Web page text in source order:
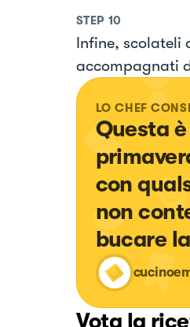
STEP 10
Infine, scolateli
accompagnati
LO CHEF
Questa
con
non
bucare
Vota la